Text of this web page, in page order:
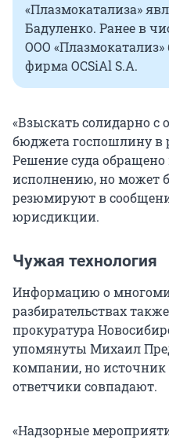
«Плазмокатализа»
Бадуленко. Ранее в
ООО
фирма OCSiAl S.A.
«Взыскать солидарно с
бюджета госпошлину в
Решение суда
исполнению, но может
резюмируют в
юрисдикции.
Чужая технология
Информацию о
разбирательствах
прокуратура
упомянуты Михаил
компании, но источник
ответчики совпадают.
«Надзорные